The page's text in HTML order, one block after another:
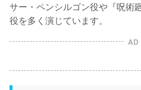
サー・ペンシルゴン役や『呪術
役を多く演じています。
AD